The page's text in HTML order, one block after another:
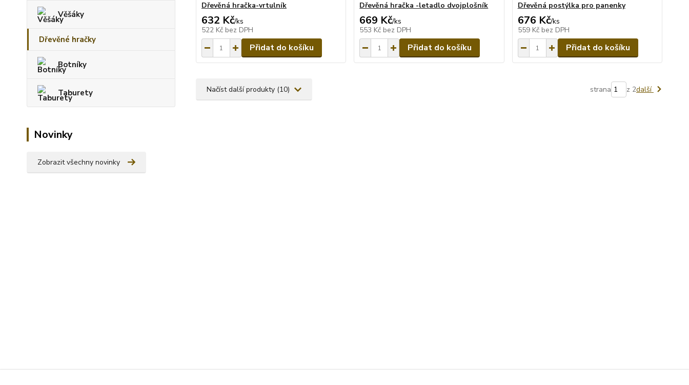
Věšáky
Dřevěné hračky
Botníky
Taburety
Novinky
Zobrazit všechny novinky
Dřevěná hračka-vrtulník
632 Kč/ks
522 Kč bez DPH
Přidat do košíku
Dřevěná hračka -letadlo dvojplošník
669 Kč/ks
553 Kč bez DPH
Přidat do košíku
Dřevěná postýlka pro panenky
676 Kč/ks
559 Kč bez DPH
Přidat do košíku
Načíst další produkty (10) strana z 2další